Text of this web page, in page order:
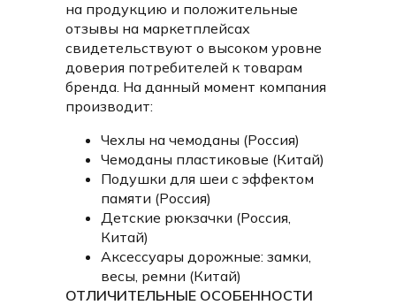
на продукцию и положительные
отзывы на маркетплейсах
свидетельствуют о высоком уровне
доверия потребителей к товарам
бренда. На данный момент компания
производит:
Чехлы на чемоданы (Россия)
Чемоданы пластиковые (Китай)
Подушки для шеи с эффектом
памяти (Россия)
Детские рюкзачки (Россия,
Китай)
Аксессуары дорожные: замки,
весы, ремни (Китай)
ОТЛИЧИТЕЛЬНЫЕ ОСОБЕННОСТИ